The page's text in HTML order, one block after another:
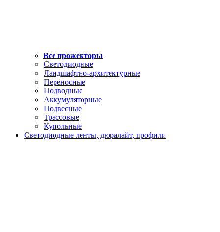
Все прожекторы
Светодиодные
Ландшафтно-архитектурные
Переносные
Подводные
Аккумуляторные
Подвесные
Трассовые
Купольные
Светодиодные ленты, дюралайт, профили